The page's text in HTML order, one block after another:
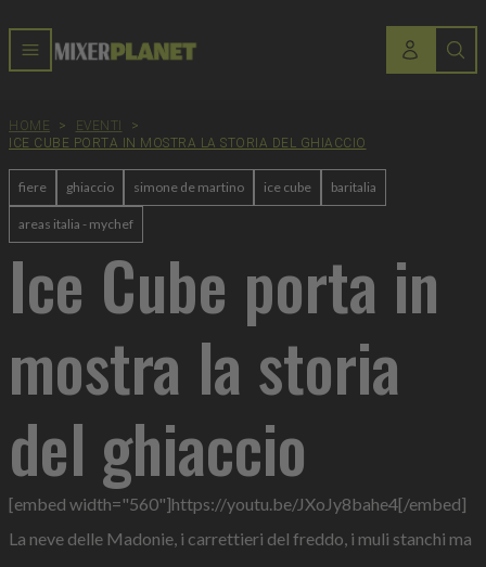
HOME > EVENTI
>
ICE CUBE PORTA IN MOSTRA LA STORIA DEL GHIACCIO
fiere ghiaccio simone de martino ice cube baritalia
areas italia - mychef
Ice Cube porta in
mostra la storia
del ghiaccio
[embed width="560"]https://youtu.be/JXoJy8bahe4[/embed]
La neve delle Madonie, i carrettieri del freddo, i muli stanchi ma